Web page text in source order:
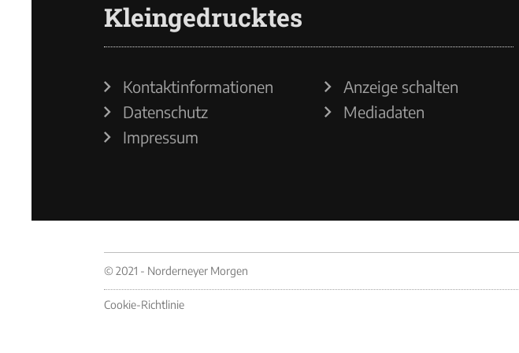
Kleingedrucktes
Kontaktinformationen
Datenschutz
Impressum
Anzeige schalten
Mediadaten
© 2021 - Norderneyer Morgen
Cookie-Richtlinie